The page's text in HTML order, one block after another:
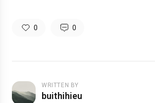
0 0
WRITTEN BY
buithihieu